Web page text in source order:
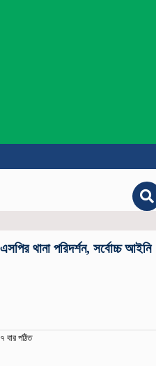
থানা পরিদর্শন, সর্বোচ্চ আইনি
বার পঠিত